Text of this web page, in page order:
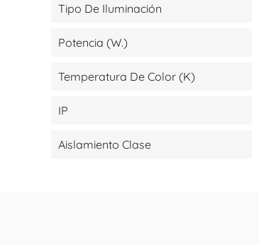
Tipo De Iluminación
Potencia (W.)
Temperatura De Color (K)
IP
Aislamiento Clase